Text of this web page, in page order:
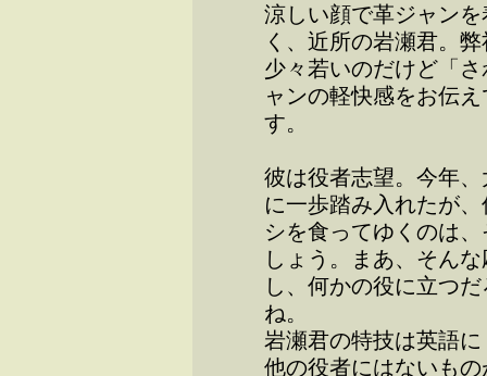
涼しい顔で革ジャン
く、近所の岩瀬君。
少々若いのだけど「
ャンの軽快感をお伝
す。
彼は役者志望。今年
に一歩踏み入れたが
シを食ってゆくのは
しょう。まあ、そん
し、何かの役に立つ
ね。
岩瀬君の特技は英語
他の役者にはないも